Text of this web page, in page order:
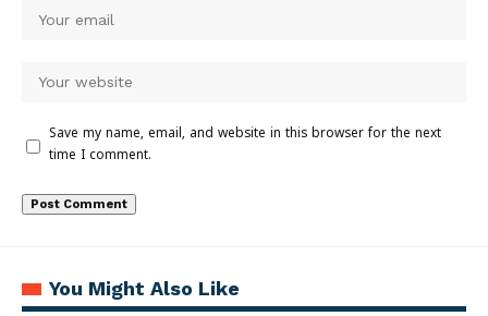
Save my name, email, and website in this browser for the next
time I comment.
You Might Also Like